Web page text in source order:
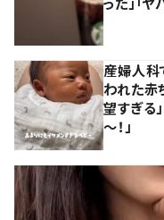
産婦人科
われた赤
望すぎる
～！」